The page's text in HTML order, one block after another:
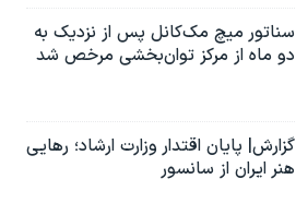
سناتور میچ مک‌کانل پس از نزدیک به
دو ماه از مرکز توان‌بخشی مرخص شد
گزارش| پایان اقتدار وزارت ارشاد؛ رهایی
هنر ایران از سانسور